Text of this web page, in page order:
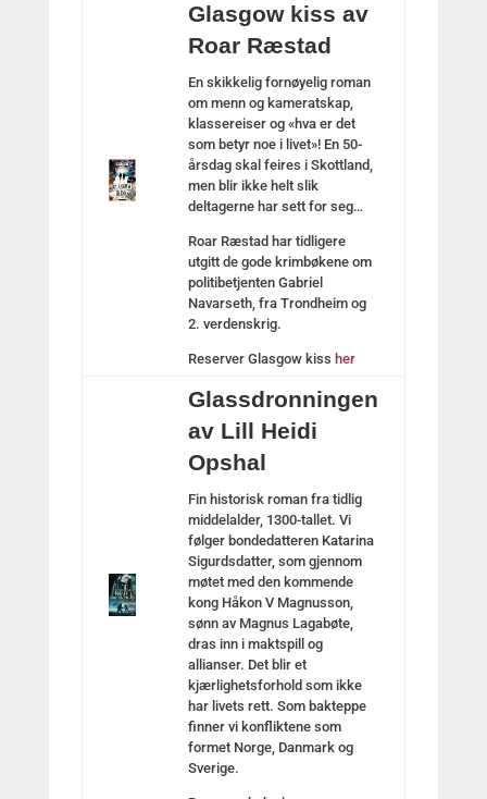
Glasgow kiss av
Roar Ræstad
En skikkelig fornøyelig roman
om menn og kameratskap,
klassereiser og «hva er det
som betyr noe i livet»! En 50-
årsdag skal feires i Skottland,
men blir ikke helt slik
deltagerne har sett for seg…
Roar Ræstad har tidligere
utgitt de gode krimbøkene om
politibetjenten Gabriel
Navarseth, fra Trondheim og
2. verdenskrig.
Reserver Glasgow kiss her
Glassdronningen
av Lill Heidi
Opshal
Fin historisk roman fra tidlig
middelalder, 1300-tallet. Vi
følger bondedatteren Katarina
Sigurdsdatter, som gjennom
møtet med den kommende
kong Håkon V Magnusson,
sønn av Magnus Lagabøte,
dras inn i maktspill og
allianser. Det blir et
kjærlighetsforhold som ikke
har livets rett. Som bakteppe
finner vi konfliktene som
formet Norge, Danmark og
Sverige.